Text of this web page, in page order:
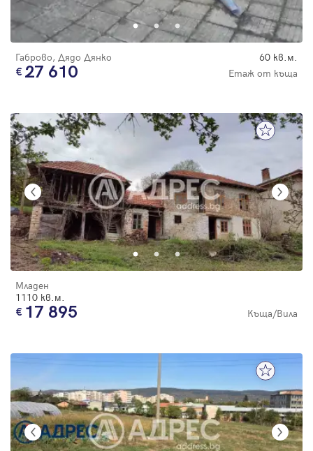
Габрово, Дядо Дянко 60 кв.м.
27 610 Етаж от къща
Младен
1110 кв.м.
17 895 Къща/Вила